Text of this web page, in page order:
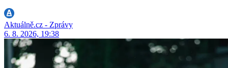
Aktuálně.cz - Zprávy
6. 8. 2026, 19:38